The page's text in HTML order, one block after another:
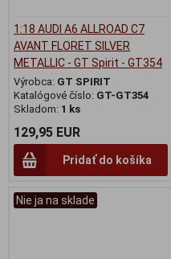
1:18 AUDI A6 ALLROAD C7
AVANT FLORET SILVER
METALLIC - GT Spirit - GT354
Výrobca: GT SPIRIT
Katalógové číslo: GT-GT354
Skladom: 1 ks
129,95 EUR
Pridať do košíka
Nie ja na sklade